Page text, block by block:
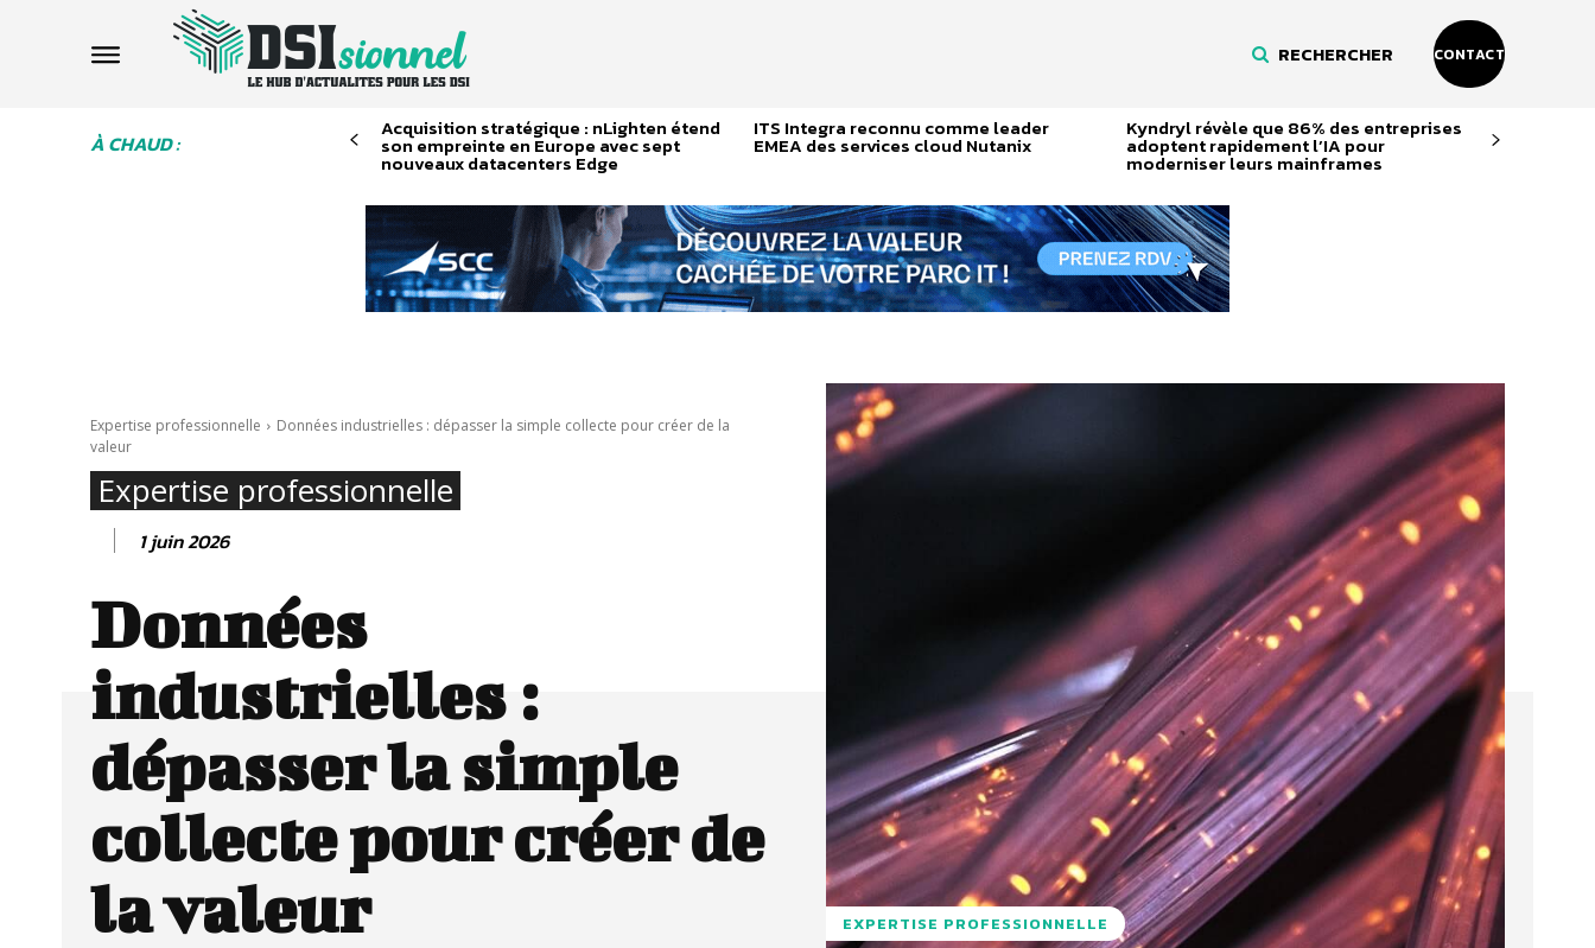
RECHERCHER CONTACT
À CHAUD :
Acquisition stratégique : nLighten étend
son empreinte en Europe avec sept
nouveaux datacenters Edge
ITS Integra reconnu comme leader
EMEA des services cloud Nutanix
Kyndryl révèle que 86% des entreprises
adoptent rapidement l’IA pour
moderniser leurs mainframes
Expertise professionnelle
Données industrielles : dépasser la simple collecte pour créer de la
valeur
Expertise professionnelle
1 juin 2026
Données
industrielles :
dépasser la simple
collecte pour créer de
la valeur
EXPERTISE PROFESSIONNELLE